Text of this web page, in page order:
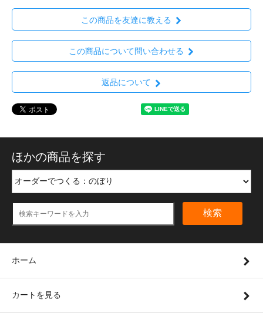
この商品を友達に教える
この商品について問い合わせる
返品について
ほかの商品を探す
検索
ホーム
カートを見る